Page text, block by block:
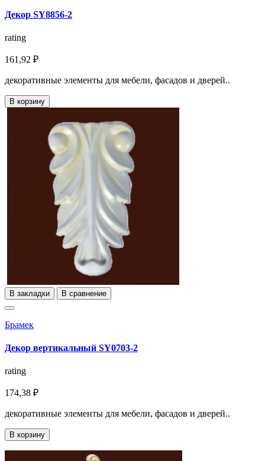
Декор SY8856-2
rating
161,92 ₽
декоративные элементы для мебели, фасадов и дверей..
В корзину
В закладки В сравнение
Брамек
Декор вертикальный SY0703-2
rating
174,38 ₽
декоративные элементы для мебели, фасадов и дверей..
В корзину